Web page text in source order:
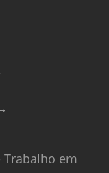
Trabalho em